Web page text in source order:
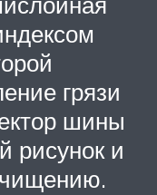
грязи
шины
рисунок и